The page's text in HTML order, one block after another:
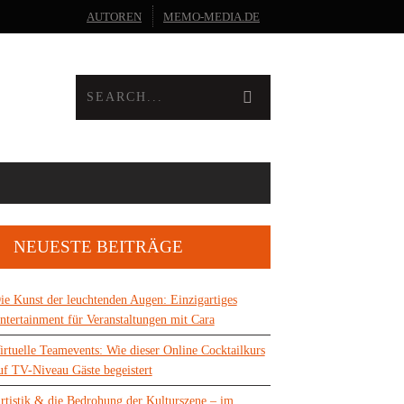
AUTOREN MEMO-MEDIA.DE
NEUESTE BEITRÄGE
Kunst der leuchtenden Augen: Einzigartiges
für Veranstaltungen mit Cara
Teamevents: Wie dieser Online Cocktailkurs
TV-Niveau Gäste begeistert
& die Bedrohung der Kulturszene – im